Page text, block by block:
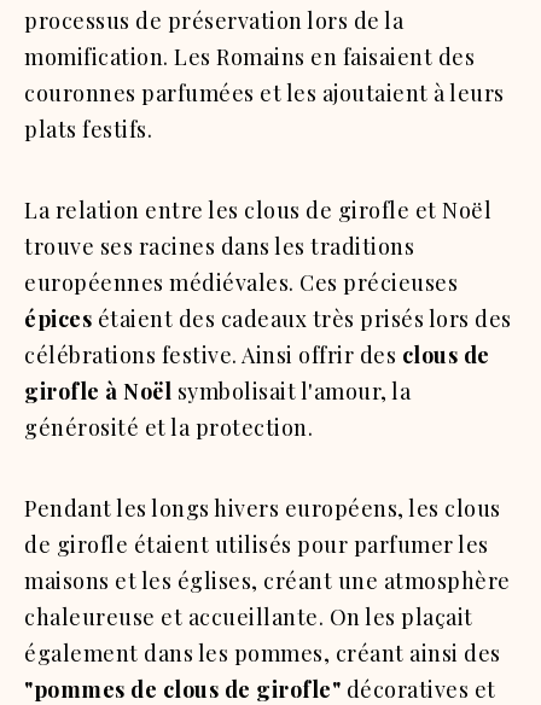
processus de préservation lors de la
momification. Les Romains en faisaient des
couronnes parfumées et les ajoutaient à leurs
plats festifs.
La relation entre les clous de girofle et Noël
trouve ses racines dans les traditions
européennes médiévales. Ces précieuses
épices étaient des cadeaux très prisés lors des
célébrations festive. Ainsi offrir des clous de
girofle à Noël symbolisait l'amour, la
générosité et la protection.
Pendant les longs hivers européens, les clous
de girofle étaient utilisés pour parfumer les
maisons et les églises, créant une atmosphère
chaleureuse et accueillante. On les plaçait
également dans les pommes, créant ainsi des
"pommes de clous de girofle" décoratives et